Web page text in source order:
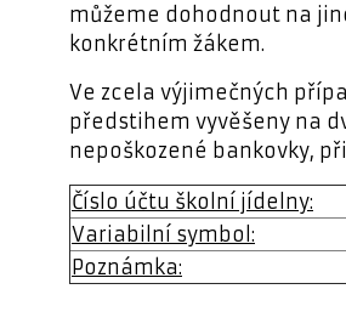
můžeme dohodnout na
konkrétním žákem.
Ve zcela výjimečných
předstihem vyvěšeny na
nepoškozené bankovky,
Číslo účtu školní jídelny:
Variabilní symbol:
Poznámka: